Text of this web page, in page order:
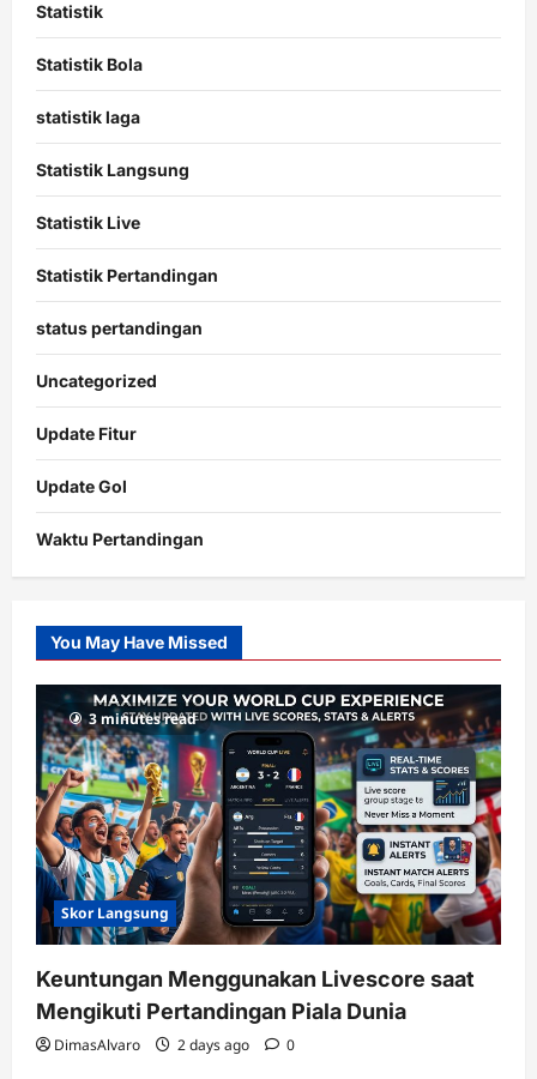
Statistik
Statistik Bola
statistik laga
Statistik Langsung
Statistik Live
Statistik Pertandingan
status pertandingan
Uncategorized
Update Fitur
Update Gol
Waktu Pertandingan
Slot
Gacor
RTP
terupdate
You May Have Missed
3 minutes read
Skor Langsung
Keuntungan Menggunakan Livescore saat
Mengikuti Pertandingan Piala Dunia
DimasAlvaro 2 days ago 0